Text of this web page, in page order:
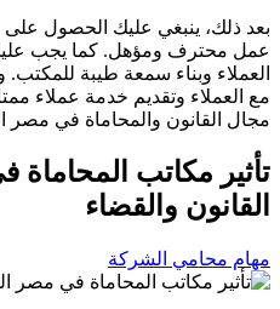
بعد ذلك، ينبغي عليك الحصول
عمل محترف ومؤهل. كما يجب عليك
العملاء وبناء سمعة طيبة
مع العملاء وتقديم خدمة عملاء
مجال القانون والمحاماة في مصر
تأثير مكاتب
القانون والقضاء
مهام محامي الشركة